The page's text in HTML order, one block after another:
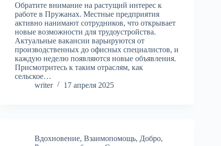
Обратите внимание на растущий интерес к
работе в Пружанах. Местные предприятия
активно нанимают сотрудников, что открывает
новые возможности для трудоустройства.
Актуальные вакансии варьируются от
производственных до офисных специалистов, и
каждую неделю появляются новые объявления.
Присмотритесь к таким отраслям, как
сельское…
writer
17 апреля 2025
Вдохновение, Взаимопомощь, Добро,